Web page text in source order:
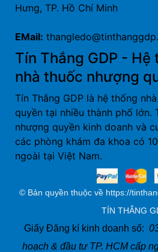
Hưng, TP. Hồ Chí Minh
EMail:
Tín Thắng GDP - Hệ
nhà thuốc nhượng
Tín Thắng GDP là hệ thống
quyền tại nhiều thành phố lớn.
nhượng quyền kinh doanh và
các phòng khám đa khoa có
ngoài tại Việt Nam.
© Bản quyền thuộc về https://
TÍN THẮNG
Giấy Đăng kí kinh doanh số:
hoạch & đầu tư TP. HCM cấp